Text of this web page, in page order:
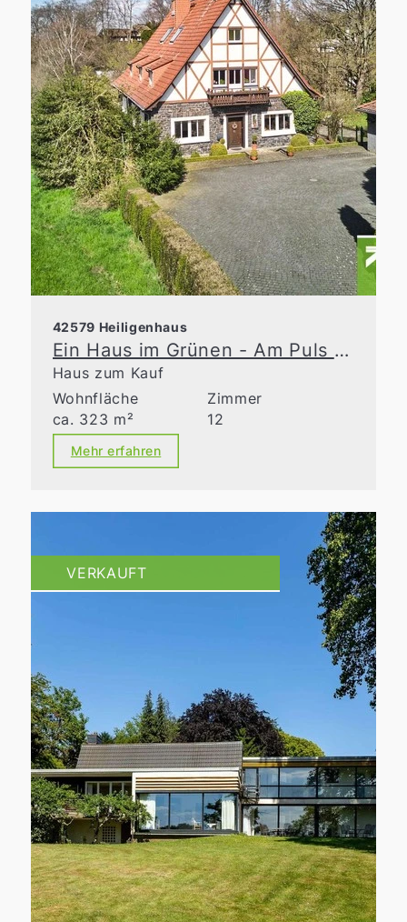
42579 Heiligenhaus
Ein Haus im Grünen - Am Puls der Zeit
Haus zum Kauf
Wohnfläche
ca. 323 m²
Zimmer
12
Mehr erfahren
VERKAUFT